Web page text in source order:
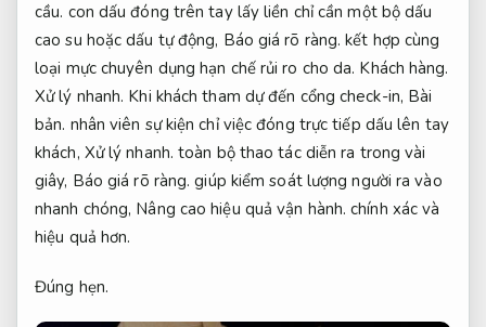
cầu. con dấu đóng trên tay lấy liền chỉ cần một bộ dấu
cao su hoặc dấu tự động, Báo giá rõ ràng. kết hợp cùng
loại mực chuyên dụng hạn chế rủi ro cho da. Khách hàng.
Xử lý nhanh. Khi khách tham dự đến cổng check-in, Bài
bản. nhân viên sự kiện chỉ việc đóng trực tiếp dấu lên tay
khách, Xử lý nhanh. toàn bộ thao tác diễn ra trong vài
giây, Báo giá rõ ràng. giúp kiểm soát lượng người ra vào
nhanh chóng, Nâng cao hiệu quả vận hành. chính xác và
hiệu quả hơn.
Đúng hẹn.